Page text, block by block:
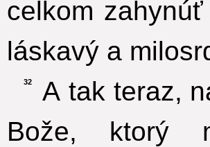
celkom
láskavý a
32
A tak teraz,
Bože, ktorý